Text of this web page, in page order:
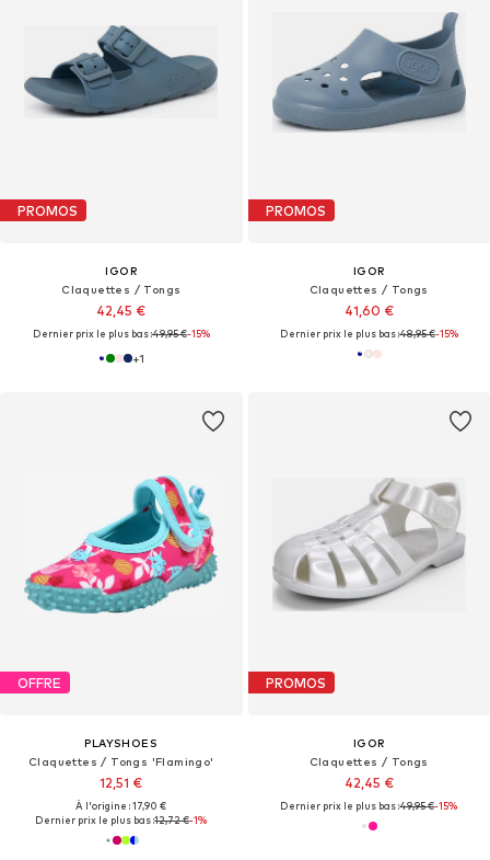
PROMOS
IGOR
Claquettes / Tongs
42,45 €
Dernier prix le plus bas :49,95 €-15%
+1
PROMOS
IGOR
Claquettes / Tongs
41,60 €
Dernier prix le plus bas :48,95 €-15%
OFFRE
PLAYSHOES
Claquettes / Tongs 'Flamingo'
12,51 €
À l'origine : 17,90 €
Dernier prix le plus bas :12,72 €-1%
PROMOS
IGOR
Claquettes / Tongs
42,45 €
Dernier prix le plus bas :49,95 €-15%